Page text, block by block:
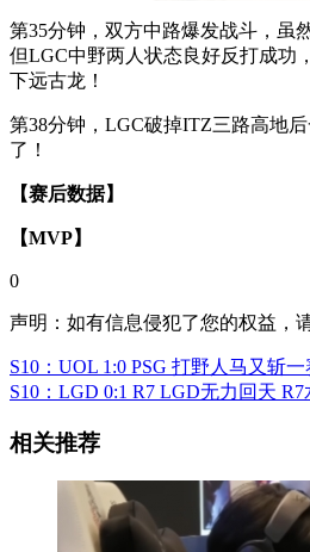
第35分钟，双方中路爆发战斗，虽
但LGC中野两人状态良好反打成功
下远古龙！
第38分钟，LGC破掉ITZ三路高地
了！
【赛后数据】
【MVP】
0
声明：如有信息侵犯了您的权益，
S10：UOL 1:0 PSG 打野人马又斩
S10：LGD 0:1 R7 LGD无力回天
相关推荐